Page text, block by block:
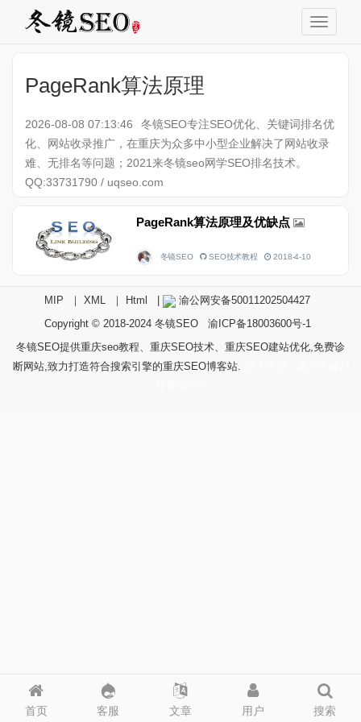
PageRank算法原理
2026-08-08 07:13:46
冬镜SEO专注SEO优化、关键词排名优
化、网站收录推广，在重庆为众多中小型企业解决了网站收录
难、无排名等问题；2021来冬镜seo网学SEO排名技术。
QQ:33731790 / uqseo.com
PageRank算法原理及优缺点
冬镜SEO SEO技术教程 2018-4-10
首页 客服 文章 用户 搜索
MIP ｜ XML ｜ Html
渝公网安备50011202504427
Copyright © 2018-2024 冬镜SEO
渝ICP备18003600号-1
冬镜SEO提供重庆seo教程、重庆SEO技术、重庆SEO建站优化,免费诊
断网站,致力打造符合搜索引擎的重庆SEO博客站.